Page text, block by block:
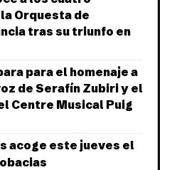
Orquesta de
tras su triunfo en
para el homenaje a
de Serafín Zubiri y el
Centre Musical Puig
acoge este jueves el